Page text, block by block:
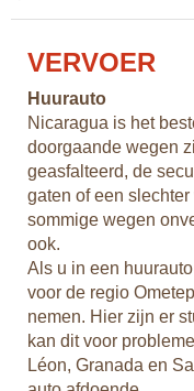
VERVOER
Huurauto
Nicaragua is het
doorgaande wegen
geasfalteerd, de
gaten of een
sommige wegen
ook.
Als u in een
voor de regio
nemen. Hier zijn er
kan dit voor
Léon, Granada en